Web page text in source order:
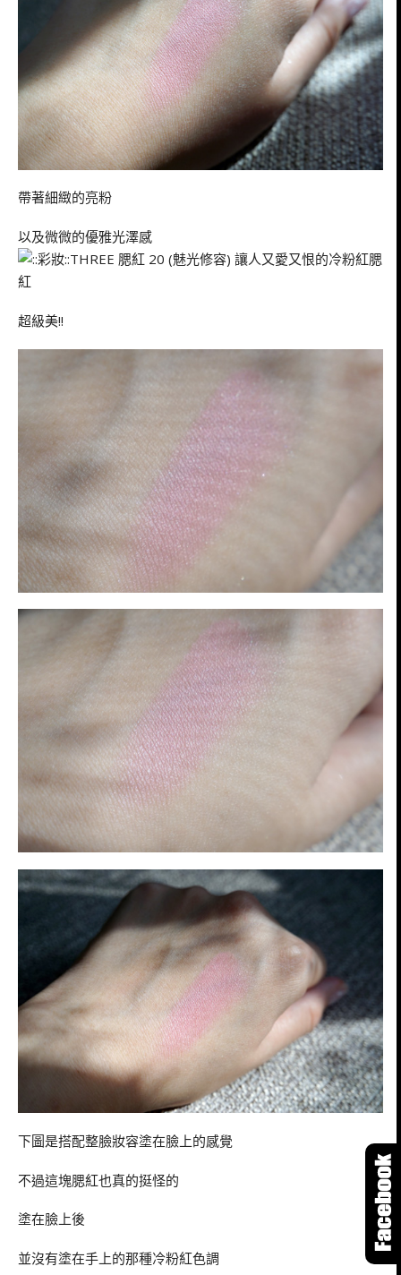
帶著細緻的亮粉
以及微微的優雅光澤感
超級美!!
下圖是搭配整臉妝容塗在臉上的感覺
不過這塊腮紅也真的挺怪的
塗在臉上後
並沒有塗在手上的那種冷粉紅色調